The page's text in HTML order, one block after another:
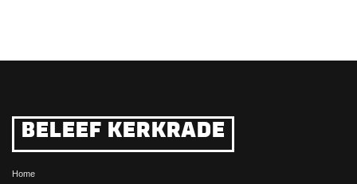
BELEEF KERKRADE
Home